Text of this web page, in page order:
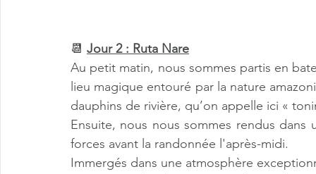
📆 Jour 2 : Ruta Nare
Au petit matin, nous sommes partis en
lieu magique entouré par la nature
dauphins de rivière, qu’on appelle ici «
Ensuite, nous nous sommes rendus
forces avant la randonnée l'après-midi.
Immergés dans une atmosphère